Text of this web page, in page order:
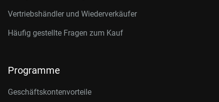
Vertriebshändler und Wiederverkäufer
Häufig gestellte Fragen zum Kauf
Programme
Geschäftskontenvorteile